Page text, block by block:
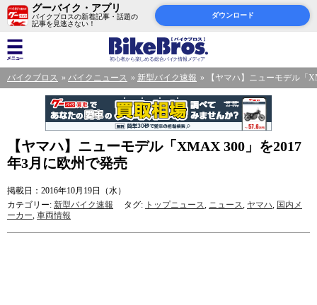
グーバイク・アプリ
バイクブロスの新着記事・話題の
記事を見逃さない！
ダウンロード
バイクブロス バイクニュース 新型バイク速報 【ヤマハ】ニューモデル「
【ヤマハ】ニューモデル「XMAX 300」を2017
年3月に欧州で発売
掲載日：2016年10月19日（水）
カテゴリー: 新型バイク速報 タグ: トップニュース, ニュース, ヤマハ, 国内メ
ーカー, 車両情報